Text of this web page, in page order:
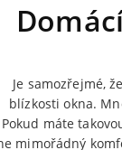
Je samozřejmé,
blízkosti okna.
máte
mimořádný